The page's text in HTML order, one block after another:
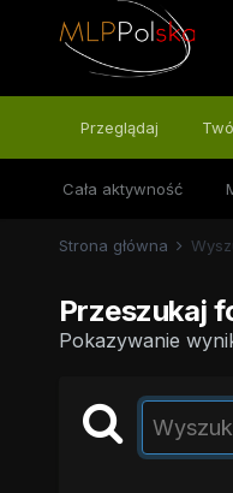
Przeglądaj
Cała aktywność
Strona główna
Przeszukaj
Pokazywanie